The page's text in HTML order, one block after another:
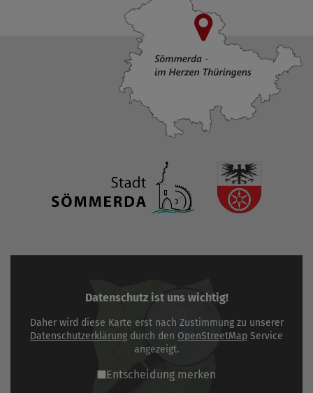
Datenschutz ist uns wichtig!
Daher wird diese Karte erst nach Zustimmung zu unserer
Datenschutzerklärung durch den OpenStreetMap Service
angezeigt.
Entscheidung merken